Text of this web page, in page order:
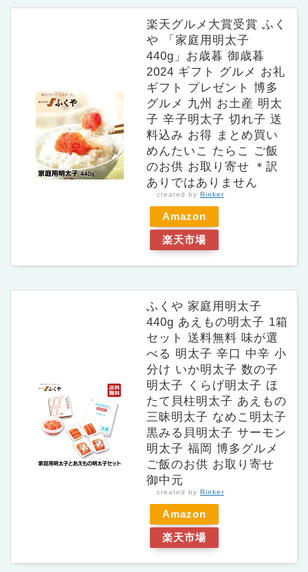
楽天グルメ大賞受賞 ふく
や 「家庭用明太子
440g」お歳暮 御歳暮
2024 ギフト グルメ お礼
ギフト プレゼント 博多
グルメ 九州 お土産 明太
子 辛子明太子 切れ子 送
料込み お得 まとめ買い
めんたいこ たらこ ご飯
のお供 お取り寄せ ＊訳
ありではありません
created by Rinker
Amazon
楽天市場
ふくや 家庭用明太子
440g あえもの明太子 1箱
セット 送料無料 味が選
べる 明太子 辛口 中辛 小
分け いか明太子 数の子
明太子 くらげ明太子 ほ
たて貝柱明太子 あえもの
三昧明太子 なめこ明太子
黒みる貝明太子 サーモン
明太子 福岡 博多グルメ
ご飯のお供 お取り寄せ
御中元
created by Rinker
Amazon
楽天市場